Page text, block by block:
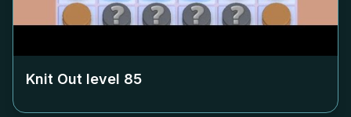
Knit Out level 85